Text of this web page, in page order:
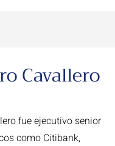
Cavallero
fue ejecutivo senior
como Citibank,